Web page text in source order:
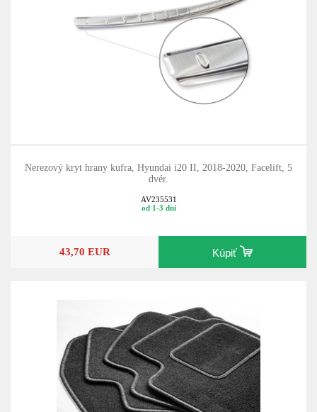
Nerezový kryt hrany kufra, Hyundai i20 II, 2018-2020, Facelift, 5
dvér.
AV235531
od 1-3 dní
43,70 EUR Kúpiť